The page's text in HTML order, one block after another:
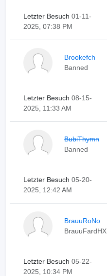
Letzter Besuch 01-11-
2025, 07:38 PM
Brookefch
Banned
Letzter Besuch 08-15-
2025, 11:33 AM
BubiThymn
Banned
Letzter Besuch 05-20-
2025, 12:42 AM
BrauuRoNo
BrauuFardHX
Letzter Besuch 05-22-
2025, 10:34 PM